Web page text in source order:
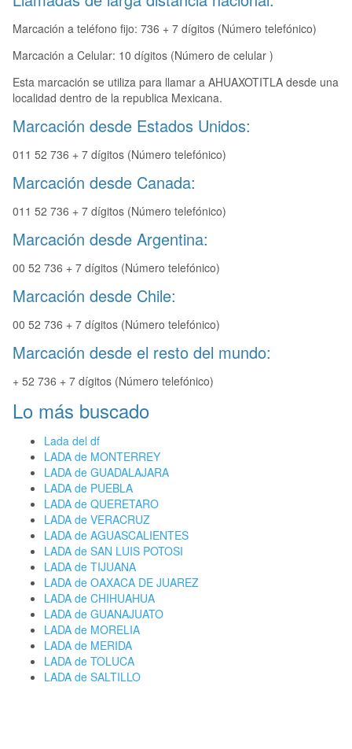
Marcación a teléfono fijo: 736 + 7 dígitos (Número telefónico)
Marcación a Celular: 10 dígitos (Número de celular )
Esta marcación se utiliza para llamar a AHUAXOTITLA desde una
localidad dentro de la republica Mexicana.
Marcación desde Estados Unidos:
011 52 736 + 7 dígitos (Número telefónico)
Marcación desde Canada:
011 52 736 + 7 dígitos (Número telefónico)
Marcación desde Argentina:
00 52 736 + 7 dígitos (Número telefónico)
Marcación desde Chile:
00 52 736 + 7 dígitos (Número telefónico)
Marcación desde el resto del mundo:
+ 52 736 + 7 dígitos (Número telefónico)
Lo más buscado
Lada del df
LADA de MONTERREY
LADA de GUADALAJARA
LADA de PUEBLA
LADA de QUERETARO
LADA de VERACRUZ
LADA de AGUASCALIENTES
LADA de SAN LUIS POTOSI
LADA de TIJUANA
LADA de OAXACA DE JUAREZ
LADA de CHIHUAHUA
LADA de GUANAJUATO
LADA de MORELIA
LADA de MERIDA
LADA de TOLUCA
LADA de SALTILLO